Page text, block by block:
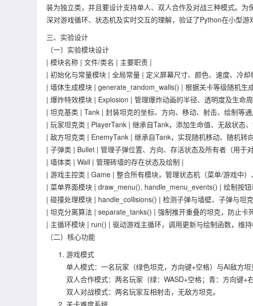
装为独立类，并且要设计支持单人、双人合作及对战三种模式。
深对游戏循环、状态机及实时交互的理解，验证了Python在小型游
三、实验设计
（一）实验模块设计
| 模块名称 | 文件/类名 | 主要职责 |
| 初始化与常量模块 | 全局常量 | 定义屏幕尺寸、颜色、速度、冷
| 墙体生成模块 | generate_random_walls() | 根据关卡等级随机生
| 爆炸特效模块 | Explosion | 管理爆炸动画的半径、透明度及生命
| 坦克基类 | Tank | 封装坦克的坐标、方向、移动、射击、绘制等
| 玩家坦克类 | PlayerTank | 继承自Tank，添加生命值、无敌状态
| 敌方坦克类 | EnemyTank | 继承自Tank，实现随机移动、随机转
| 子弹类 | Bullet | 管理子弹位置、方向、存活状态及所有者（用于
| 墙体类 | Wall | 管理砖墙的存在状态及绘制 |
| 游戏主控类 | Game | 整合所有模块，管理状态机（菜单/游戏中
| 菜单界面模块 | draw_menu(), handle_menu_events() | 绘制按
| 碰撞处理模块 | handle_collisions() | 检测子弹与墙壁、子弹与坦
| 坦克分离算法 | separate_tanks() | 强制推开重叠的坦克，防止卡
| 主循环模块 | run() | 驱动游戏主循环，调用更新与绘制函数，维
（二）核心功能
游戏模式
单人模式：一名玩家（绿色坦克，方向键+空格）与AI敌方坦
双人合作模式：两名玩家（绿：WASD+空格；青：方向键+
双人对战模式：两名玩家互相射击，无敌方坦克。
关卡难度系统